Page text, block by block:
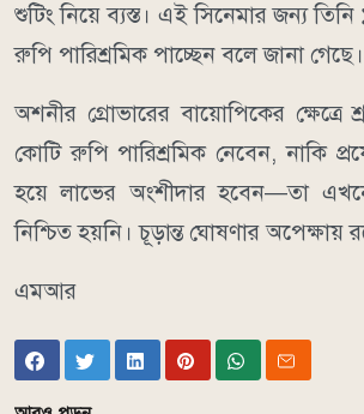
শুটিং নিয়ে ব্যস্ত। এই সিনেমার জন্য
রুপি পারিশ্রমিক পাচ্ছেন বলে জানা গেছে।
অশনীর গ্রোভারের বায়োপিকের ক্ষেত্রে
কোটি রুপি পারিশ্রমিক নেবেন, নাকি
হয়ে লাভের অংশীদার হবেন—তা
নিশ্চিত হয়নি। চূড়ান্ত ঘোষণার অপেক্ষায়
এমআর